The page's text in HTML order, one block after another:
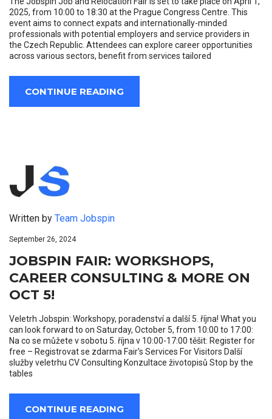
2025, from 10:00 to 18:30 at the Prague Congress Centre. This
event aims to connect expats and internationally-minded
professionals with potential employers and service providers in
the Czech Republic. Attendees can explore career opportunities
across various sectors, benefit from services tailored
CONTINUE READING
Written by Team Jobspin
September 26, 2024
JOBSPIN FAIR: WORKSHOPS,
CAREER CONSULTING & MORE ON
OCT 5!
Veletrh Jobspin: Workshopy, poradenství a další 5. října! What you
can look forward to on Saturday, October 5, from 10:00 to 17:00:
Na co se můžete v sobotu 5. října v 10:00-17:00 těšit: Register for
free – Registrovat se zdarma Fair’s Services For Visitors Další
služby veletrhu CV Consulting Konzultace životopisů Stop by the
tables
CONTINUE READING